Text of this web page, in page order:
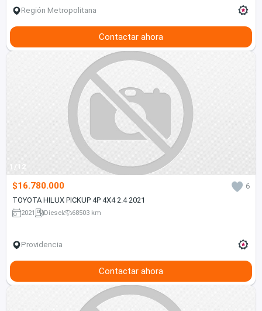
Región Metropolitana
Contactar ahora
1/12
$16.780.000
6
TOYOTA HILUX PICKUP 4P 4X4 2.4 2021
2021 Diesel 68503 km
Providencia
Contactar ahora